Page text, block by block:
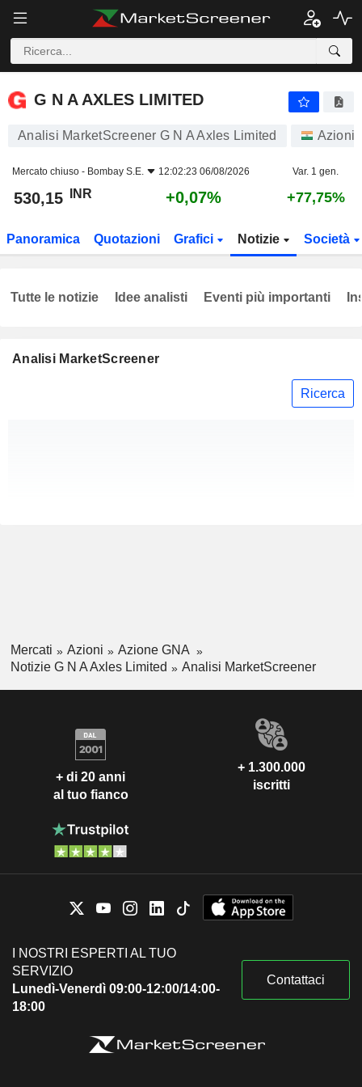
G N A AXLES LIMITED
G N A AXLES LIMITED
Analisi MarketScreener G N A Axles Limited Azioni
Mercato chiuso - Bombay S.E. 12:02:23 06/08/2026 Var. 1 gen.
530,15 INR +0,07% +77,75%
Panoramica Quotazioni Grafici Notizie Società
Analisi MarketScreener
Ricerca
Tutte le notizie Idee analisti Eventi più importanti
Mercati Azioni
Azione GNA
Notizie G N A Axles Limited
Analisi MarketScreener
+ di 20 anni
al tuo fianco
+ 1.300.000
iscritti
I NOSTRI ESPERTI AL TUO
SERVIZIO
Lunedì-Venerdì 09:00-12:00/14:00-
18:00
Contattaci